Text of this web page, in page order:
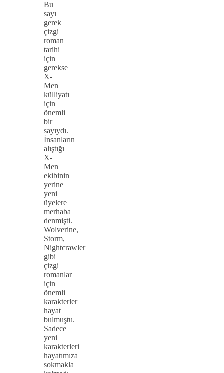
Bu
sayı
gerek
çizgi
roman
tarihi
için
gerekse
X-
Men
külliyatı
için
önemli
bir
sayıydı.
İnsanların
alıştığı
X-
Men
ekibinin
yerine
yeni
üyelere
merhaba
denmişti.
Wolverine,
Storm,
Nightcrawler
gibi
çizgi
romanlar
için
önemli
karakterler
hayat
bulmuştu.
Sadece
yeni
karakterleri
hayatımıza
sokmakla